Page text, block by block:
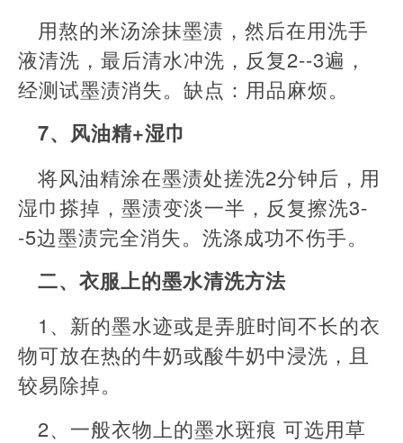
用熬的米汤涂抹墨渍，然后在用洗手
液清洗，最后清水冲洗，反复2--3遍，
经测试墨渍消失。缺点：用品麻烦。
7、风油精+湿巾
将风油精涂在墨渍处搓洗2分钟后，用
湿巾搽掉，墨渍变淡一半，反复擦洗3-
-5边墨渍完全消失。洗涤成功不伤手。
二、衣服上的墨水清洗方法
1、新的墨水迹或是弄脏时间不长的衣
物可放在热的牛奶或酸牛奶中浸洗，且
较易除掉。
2、一般衣物上的墨水斑痕 可选用草